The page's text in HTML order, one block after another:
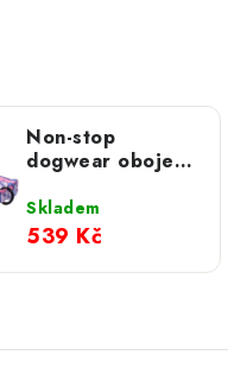
Non-stop
dogwear obojek
Rachel Pohl
růžový
Skladem
539 Kč